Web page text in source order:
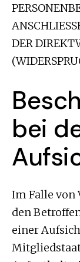
DER
bei
Im Falle von
den
einer